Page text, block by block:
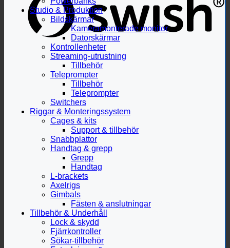
Studio & Produktion
Bildskärmar
Kameramonterade monitor
Datorskärmar
Kontrollenheter
Streaming-utrustning
Tillbehör
Teleprompter
Tillbehör
Teleprompter
Switchers
Riggar & Monteringssystem
Cages & kits
Support & tillbehör
Snabbplattor
Handtag & grepp
Grepp
Handtag
L-brackets
Axelrigs
Gimbals
Fästen & anslutningar
Tillbehör & Underhåll
Lock & skydd
Fjärrkontroller
Sökar-tillbehör